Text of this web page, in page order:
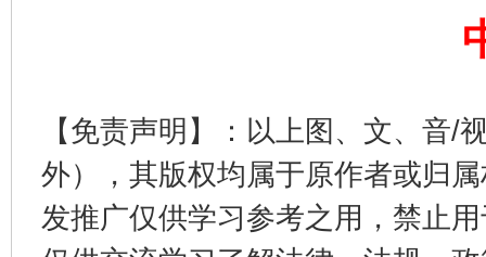
【免责声明】：以上图、文、音/
外），其版权均属于原作者或归
发推广仅供学习参考之用，禁止
东山县通报“牛蛙产品抗生素超标问题” 法